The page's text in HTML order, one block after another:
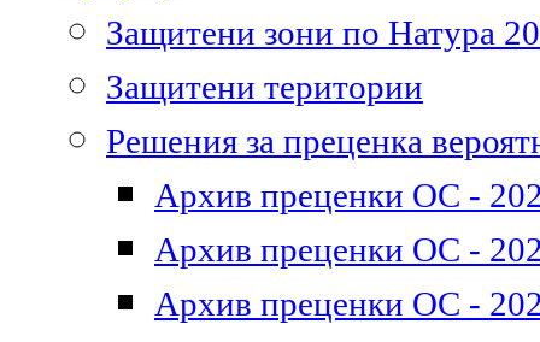
Защитени зони по Натура
Защитени територии
Решения за преценка
Архив преценки ОС -
Архив преценки ОС -
Архив преценки ОС -